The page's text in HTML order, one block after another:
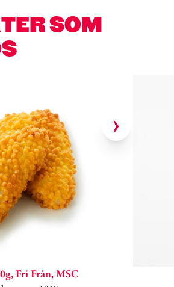
SOM
Fri Från, MSC